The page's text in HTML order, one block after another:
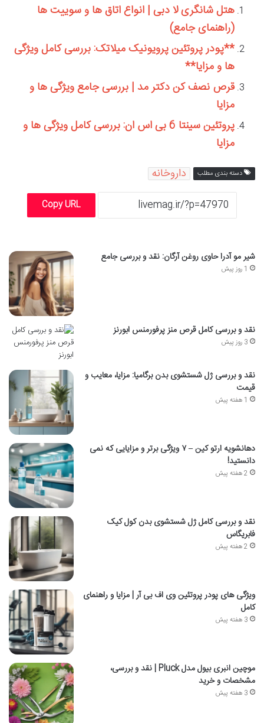
هتل شانگری لا دبی | انواع اتاق ها و سوییت ها
(راهنمای جامع)
**پودر پروتئین پرویونیک میلاتک: بررسی کامل ویژگی
ها و مزایا**
قرص نصف کن دکتر مد | بررسی جامع ویژگی ها و
مزایا
پروتئین سینتا 6 بی اس ان: بررسی کامل ویژگی ها و
مزایا
دسته بندی مطلب داروخانه
Copy URL
شیر مو آدرا حاوی روغن آرگان: نقد و بررسی جامع
1 روز پیش
نقد و بررسی کامل قرص منز پرفورمنس ابورنز
3 روز پیش
نقد و بررسی ژل شستشوی بدن برگامیا: مزایا، معایب و
قیمت
1 هفته پیش
دهانشویه ارتو کین – ۷ ویژگی برتر و مزایایی که نمی
دانستید!
2 هفته پیش
نقد و بررسی کامل ژل شستشوی بدن کول کیک
فابریگاس
2 هفته پیش
ویژگی های پودر پروتئین وی اف بی آر | مزایا و راهنمای
کامل
3 هفته پیش
موچین انبری بیول مدل Pluck | نقد و بررسی،
مشخصات و خرید
3 هفته پیش